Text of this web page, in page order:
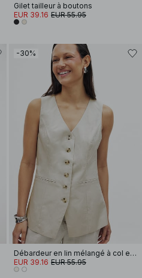
Gilet tailleur à boutons
EUR 39.16 EUR 55.95
-30%
Débardeur en lin mélangé à col en V
EUR 39.16 EUR 55.95